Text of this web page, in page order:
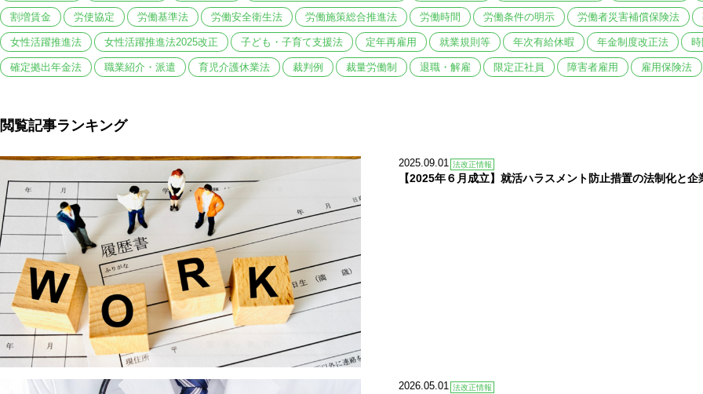
割増賃金 労使協定 労働基準法 労働安全衛生法 労働施策総合推進法 労働時間 労働条件の明示 労働者災害補償保険法
女性活躍推進法 女性活躍推進法2025改正 子ども・子育て支援法 定年再雇用 就業規則等 年次有給休暇 年金制度改正法
確定拠出年金法 職業紹介・派遣 育児介護休業法 裁判例 裁量労働制 退職・解雇 限定正社員 障害者雇用 雇用保険法
閲覧記事ランキング
2025.09.01 法改正情報
【2025年６月成立】就活ハラスメント防止措置の法制化と企
2026.05.01 法改正情報